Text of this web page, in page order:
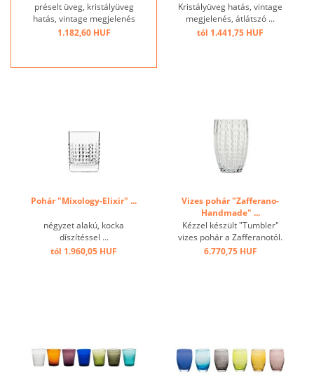
préselt üveg, kristályüveg
hatás, vintage megjelenés
...
1.182,60 HUF
Kristályüveg hatás, vintage
megjelenés, átlátszó ...
tól 1.441,75 HUF
Pohár "Mixology-Elixir" ...
négyzet alakú, kocka
díszítéssel ...
tól 1.960,05 HUF
Vizes pohár "Zafferano-
Handmade" ...
Kézzel készült "Tumbler"
vizes pohár a Zafferanotól.
Egyedi, különleges
6.770,75 HUF